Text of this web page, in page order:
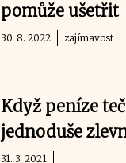
pomůže ušetřit
30. 8. 2022 zajímavost
Když peníze
jednoduše
31. 3. 2021